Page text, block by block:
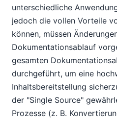
unterschiedliche
jedoch die vollen Vorteile
können, müssen
Dokumentationsablauf
gesamten
durchgeführt, um eine
Inhaltsbereitstellung
der "Single Source"
Prozesse (z. B.